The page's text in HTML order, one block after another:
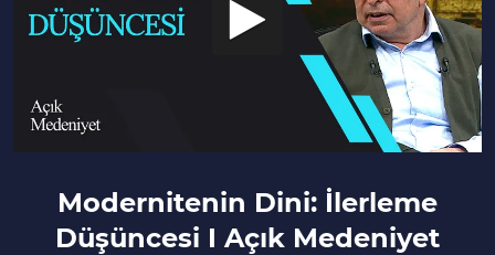
Modernitenin Dini: İlerleme
Düşüncesi I Açık Medeniyet